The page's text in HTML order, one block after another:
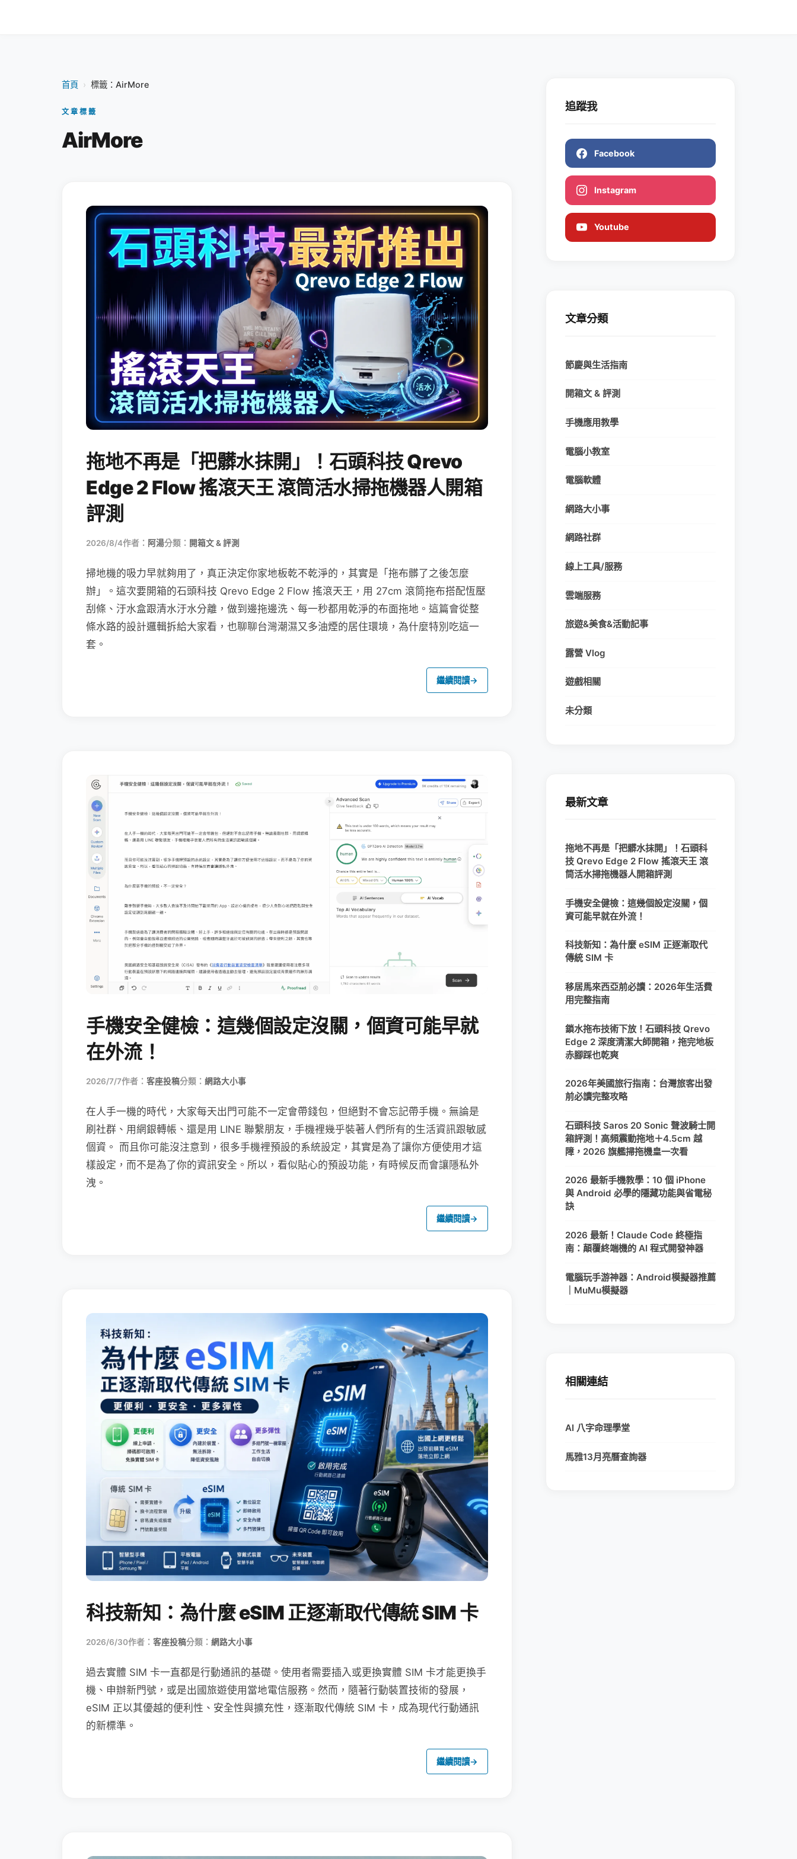
首頁 › 標籤：AirMore
文章標籤
AirMore
拖地不再是「把髒水抹開」！石頭科技 Qrevo
Edge 2 Flow 搖滾天王 滾筒活水掃拖機器人開箱
評測
2026/8/4作者： 阿湯分類： 開箱文 & 評測
掃地機的吸力早就夠用了，真正決定你家地板乾不乾淨的，其實是「拖布髒了之後怎麼
辦」。這次要開箱的石頭科技 Qrevo Edge 2 Flow 搖滾天王，用 27cm 滾筒拖布搭配恆壓
刮條、汙水盒跟清水汙水分離，做到邊拖邊洗、每一秒都用乾淨的布面拖地。這篇會從整
條水路的設計邏輯拆給大家看，也聊聊台灣潮濕又多油煙的居住環境，為什麼特別吃這一
套。
繼續閱讀→
手機安全健檢：這幾個設定沒關，個資可能早就
在外流！
2026/7/7作者： 客座投稿分類： 網路大小事
在人手一機的時代，大家每天出門可能不一定會帶錢包，但絕對不會忘記帶手機。無論是
刷社群、用網銀轉帳、還是用 LINE 聯繫朋友，手機裡幾乎裝著人們所有的生活資訊跟敏感
個資。 而且你可能沒注意到，很多手機裡預設的系統設定，其實是為了讓你方便使用才這
樣設定，而不是為了你的資訊安全。所以，看似貼心的預設功能，有時候反而會讓隱私外
洩。
繼續閱讀→
科技新知：為什麼 eSIM 正逐漸取代傳統 SIM 卡
2026/6/30作者： 客座投稿分類： 網路大小事
過去實體 SIM 卡一直都是行動通訊的基礎。使用者需要插入或更換實體 SIM 卡才能更換手
機、申辦新門號，或是出國旅遊使用當地電信服務。然而，隨著行動裝置技術的發展，
eSIM 正以其優越的便利性、安全性與擴充性，逐漸取代傳統 SIM 卡，成為現代行動通訊
的新標準。
繼續閱讀→
追蹤我
Facebook
Instagram
Youtube
文章分類
節慶與生活指南
開箱文 & 評測
手機應用教學
電腦小教室
電腦軟體
網路大小事
網路社群
線上工具/服務
雲端服務
旅遊&美食&活動記事
露營 Vlog
遊戲相關
未分類
最新文章
拖地不再是「把髒水抹開」！石頭科
技 Qrevo Edge 2 Flow 搖滾天王 滾
筒活水掃拖機器人開箱評測
手機安全健檢：這幾個設定沒關，個
資可能早就在外流！
科技新知：為什麼 eSIM 正逐漸取代
傳統 SIM 卡
移居馬來西亞前必讀：2026年生活費
用完整指南
鎖水拖布技術下放！石頭科技 Qrevo
Edge 2 深度清潔大師開箱，拖完地板
赤腳踩也乾爽
2026年美國旅行指南：台灣旅客出發
前必讀完整攻略
石頭科技 Saros 20 Sonic 聲波騎士開
箱評測！高頻震動拖地＋4.5cm 越
障，2026 旗艦掃拖機皇一次看
2026 最新手機教學：10 個 iPhone
與 Android 必學的隱藏功能與省電秘
訣
2026 最新！Claude Code 終極指
南：顛覆終端機的 AI 程式開發神器
電腦玩手游神器：Android模擬器推薦
｜MuMu模擬器
相關連結
AI 八字命理學堂
馬雅13月亮曆查詢器